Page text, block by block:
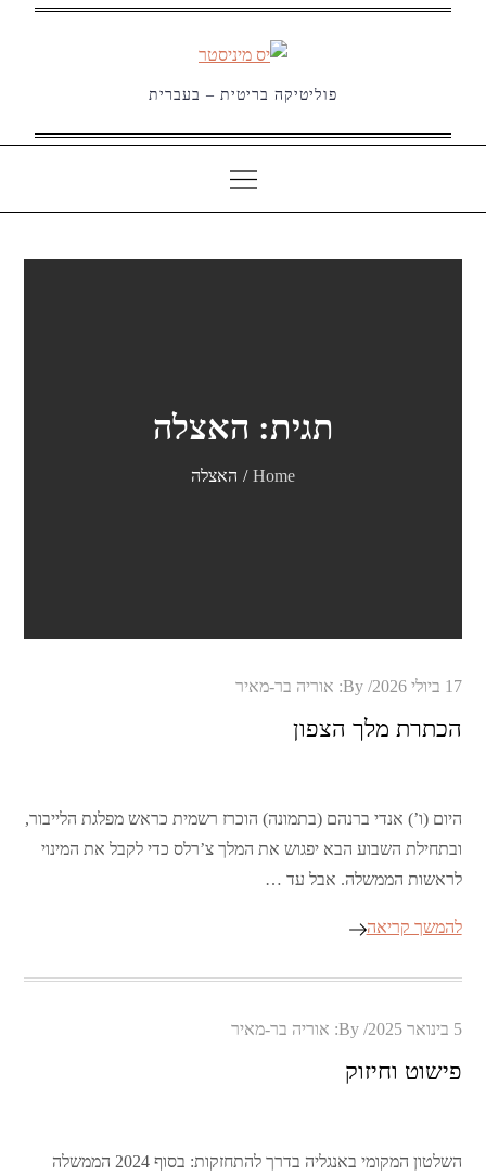
פוליטיקה בריטית – בעברית
תגית: האצלה
Home האצלה
Posted
17 ביולי 2026 By: אוריה בר-מאיר
הכתרת מלך הצפון
היום (ו’) אנדי ברנהם (בתמונה) הוכרז רשמית כראש מפלגת הלייבור,
ובתחילת השבוע הבא יפגוש את המלך צ’רלס כדי לקבל את המינוי
לראשות הממשלה. אבל עד …
להמשך קריאה
Posted
5 בינואר 2025 By: אוריה בר-מאיר
פישוט וחיזוק
השלטון המקומי באנגליה בדרך להתחזקות: בסוף 2024 הממשלה